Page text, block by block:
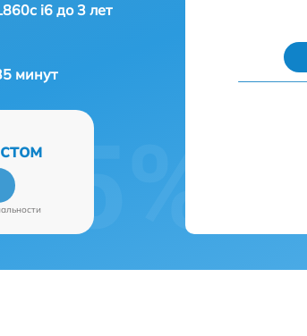
i6 до 3 лет
минут